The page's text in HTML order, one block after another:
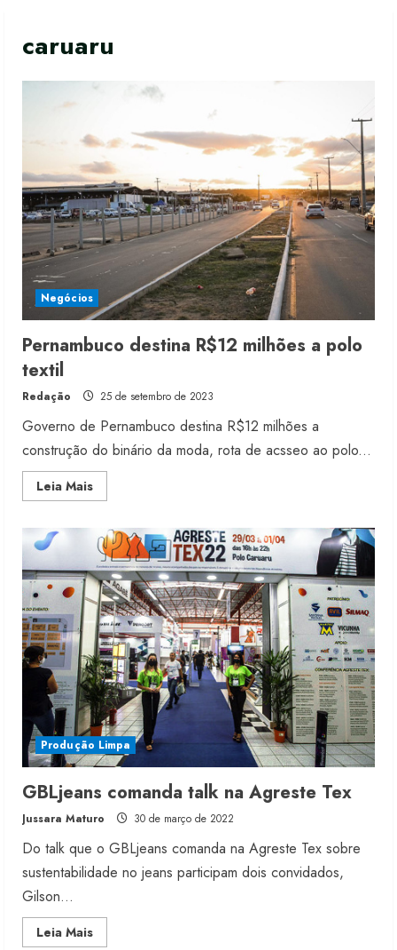
caruaru
Negócios
Pernambuco destina R$12 milhões a polo
textil
Redação 25 de setembro de 2023
Governo de Pernambuco destina R$12 milhões a
construção do binário da moda, rota de acsseo ao polo...
Leia MaisRead
more
destina
R$12
milhões
a
polo
textil
Produção Limpa
GBLjeans comanda talk na Agreste Tex
Jussara Maturo 30 de março de 2022
Do talk que o GBLjeans comanda na Agreste Tex sobre
sustentabilidade no jeans participam dois convidados,
Gilson...
Leia MaisRead
more